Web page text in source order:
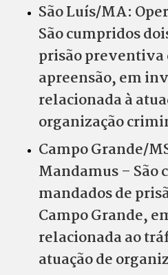
São Luís/MA:
São cumpridos
prisão preventiva
apreensão, em
relacionada à
organização
Campo Grande/
Mandamus – São
mandados de
Campo Grande,
relacionada ao
atuação de